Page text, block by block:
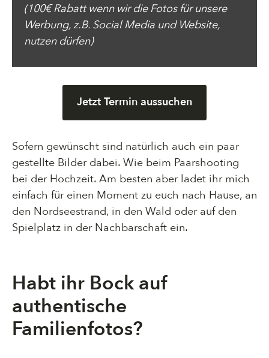
(100€ Rabatt wenn wir die Fotos für unsere
Werbung, z.B. Social Media und Website,
nutzen dürfen)
Jetzt Termin aussuchen
Sofern gewünscht sind natürlich auch ein paar
gestellte Bilder dabei. Wie beim Paarshooting
bei der Hochzeit. Am besten aber ladet ihr mich
einfach für einen Moment zu euch nach Hause, an
den Nordseestrand, in den Wald oder auf den
Spielplatz in der Nachbarschaft ein.
Habt ihr Bock auf
authentische
Familienfotos?